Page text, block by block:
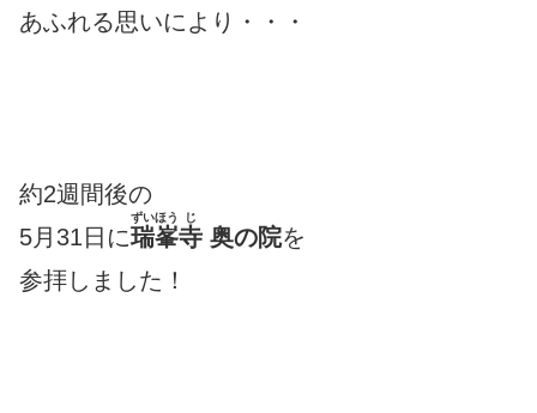
あふれる思いにより・・・
約2週間後の
5月31日に瑞峯
ずいほう
寺
じ
奥の院を
参拝しました！